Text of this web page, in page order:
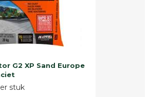
G2 XP Sand Europe
stuk